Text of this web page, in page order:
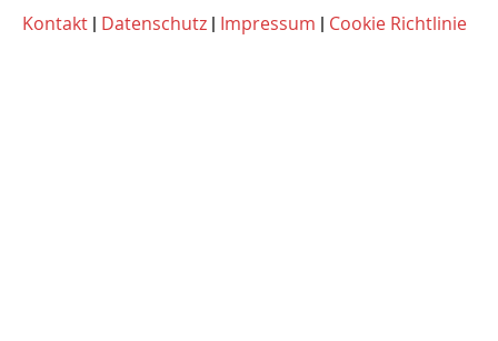
Kontakt | Datenschutz | Impressum | Cookie Richtlinie